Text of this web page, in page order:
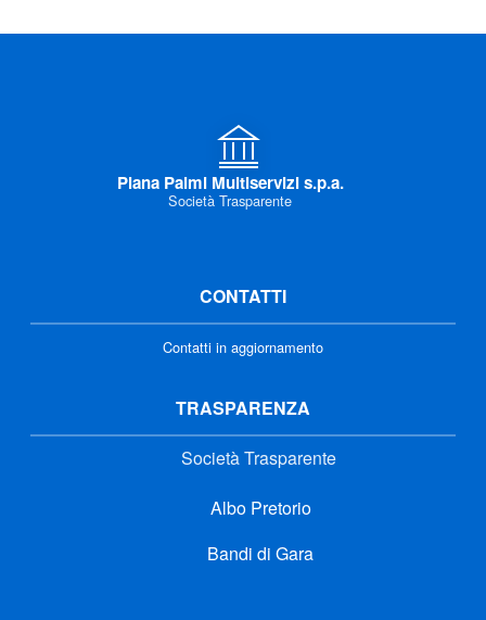
Piana Palmi Multiservizi s.p.a.
Società Trasparente
CONTATTI
Contatti in aggiornamento
TRASPARENZA
Società Trasparente
Albo Pretorio
Bandi di Gara